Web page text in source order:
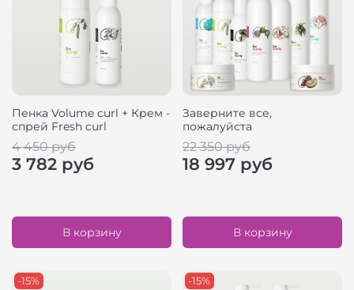
Пенка Volume curl + Крем -
спрей Fresh curl
4 450 руб
3 782 руб
В корзину
Заверните все,
пожалуйста
22 350 руб
18 997 руб
В корзину
-15% -15%